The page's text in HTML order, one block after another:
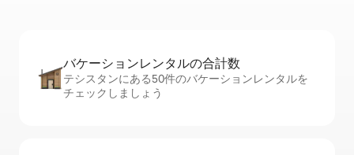
バケーションレ⁠ン⁠タ⁠ル⁠の合⁠計⁠数
テシスタンにある50件のバケーションレンタルを
チェックしましょう